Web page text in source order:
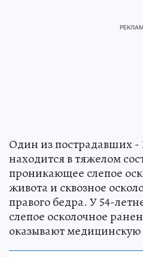
Один из пострадавших
находится в тяжелом
проникающее слепое
живота и сквозное
правого бедра. У 54-
слепое осколочное
оказывают